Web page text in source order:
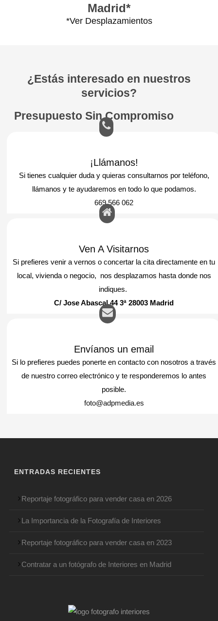
Madrid*
*Ver Desplazamientos
¿Estás interesado en nuestros
servicios?
Presupuesto Sin Compromiso
¡Llámanos!
Si tienes cualquier duda y quieras consultarnos por teléfono,
llámanos y te ayudaremos en todo lo que podamos.
669 566 062
Ven A Visitarnos
Si prefieres venir a vernos o concertar la cita directamente en tu
local, vivienda o negocio, nos desplazamos hasta donde nos
indiques.
C/ Jose Abascal 44 3ª 28003 Madrid
Envíanos un email
Si lo prefieres puedes ponerte en contacto con nosotros a través
de nuestro correo electrónico y te responderemos lo antes
posible.
foto@adpmedia.es
ENTRADAS RECIENTES
Reportaje fotográfico para vender casa en 2026
La Importancia de la Fotografía de Interiores
Reportaje fotográfico para vender casa en 2023
Contratar a un fotógrafo de Interiores en Madrid